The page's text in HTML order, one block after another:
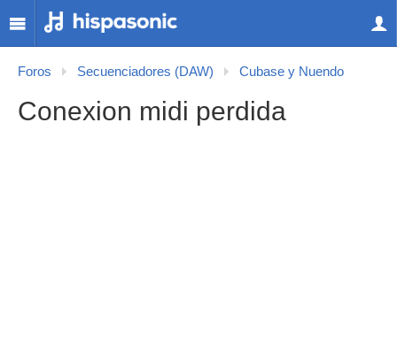
Foros Secuenciadores (DAW) Cubase y Nuendo
Conexion midi perdida